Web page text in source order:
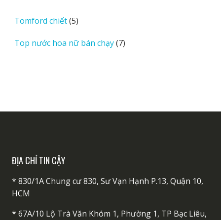
Tomford chiết 55
phẩm
Top nước hoa nữ bán chạy 77
ĐỊA CHỈ TIN CẬY
* 830/1A Chung cư 830, Sư Vạn Hạnh P.13, Quận 10,
HCM
* 67A/10 Lộ Trà Văn Khóm 1, Phường 1, TP Bạc Liêu,